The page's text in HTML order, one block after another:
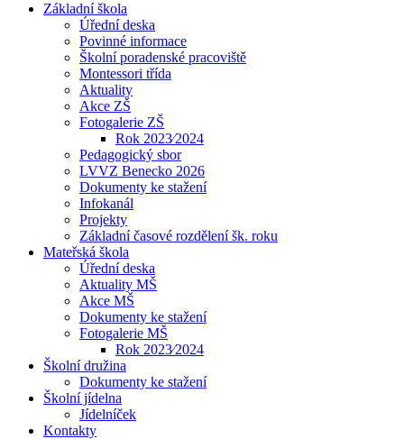
Základní škola
Úřední deska
Povinné informace
Školní poradenské pracoviště
Montessori třída
Aktuality
Akce ZŠ
Fotogalerie ZŠ
Rok 2023⁄2024
Pedagogický sbor
LVVZ Benecko 2026
Dokumenty ke stažení
Infokanál
Projekty
Základní časové rozdělení šk. roku
Mateřská škola
Úřední deska
Aktuality MŠ
Akce MŠ
Dokumenty ke stažení
Fotogalerie MŠ
Rok 2023⁄2024
Školní družina
Dokumenty ke stažení
Školní jídelna
Jídelníček
Kontakty